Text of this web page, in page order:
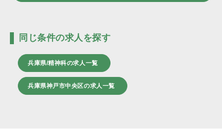
同じ条件の求人を探す
兵庫県/精神科の求人一覧
兵庫県神戸市中央区の求人一覧